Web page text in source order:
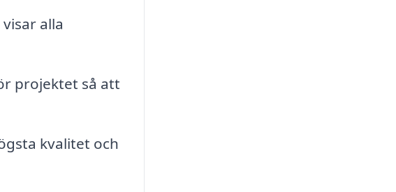
alla
projektet så att
kvalitet och